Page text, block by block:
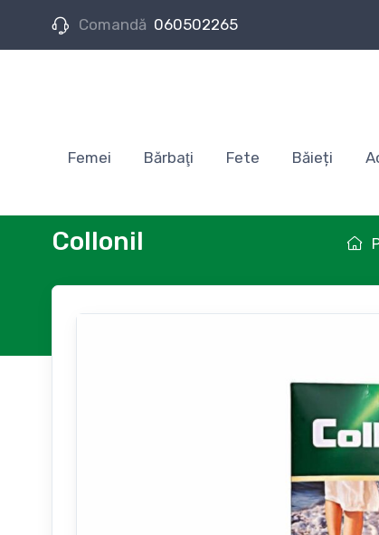
Comandă 060502265
Femei Bărbaţi Fete Băieți
Collonil